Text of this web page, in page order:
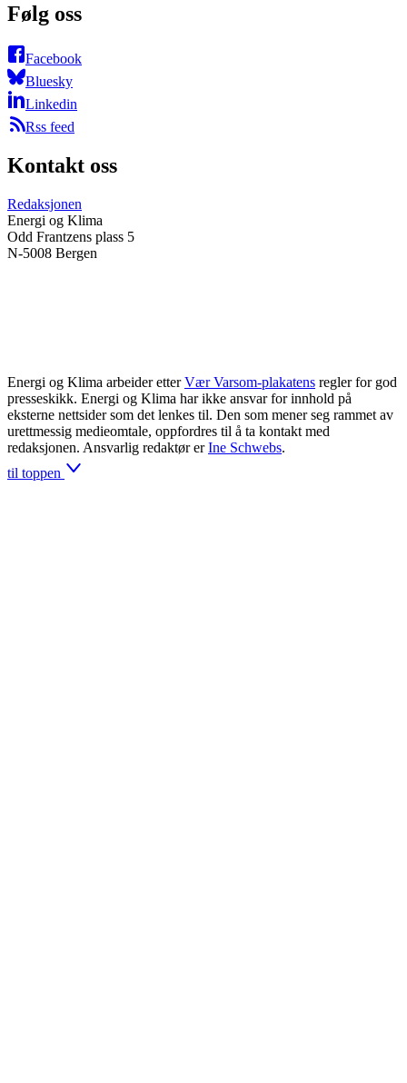
Følg oss
Facebook
Bluesky
Linkedin
Rss feed
Kontakt oss
Redaksjonen
Energi og Klima
Odd Frantzens plass 5
N-5008 Bergen
Energi og Klima arbeider etter Vær Varsom-plakatens regler for god
presseskikk. Energi og Klima har ikke ansvar for innhold på
eksterne nettsider som det lenkes til. Den som mener seg rammet av
urettmessig medieomtale, oppfordres til å ta kontakt med
redaksjonen. Ansvarlig redaktør er Ine Schwebs.
til toppen